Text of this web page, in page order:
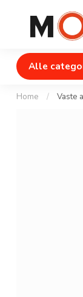
Alle
Home / Vaste